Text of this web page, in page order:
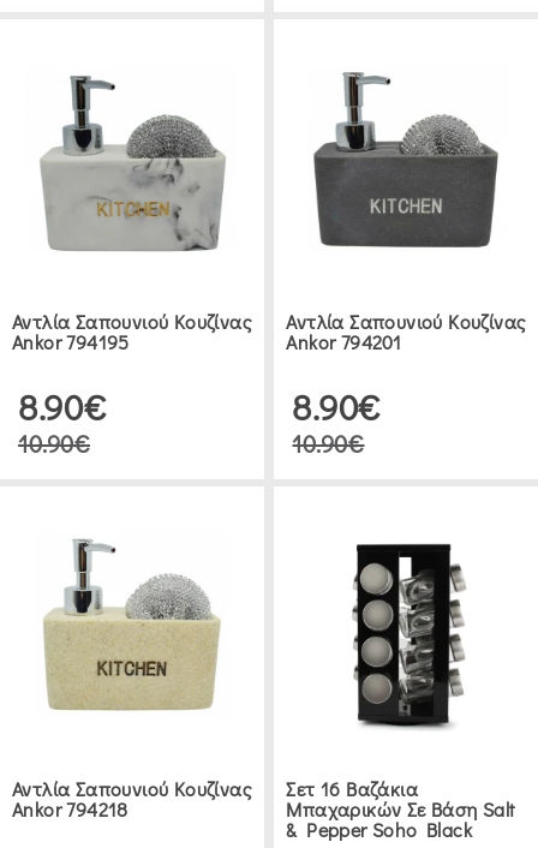
Αντλία Σαπουνιού Κουζίνας
Ankor 794195
8.90€
10.90€
Αντλία Σαπουνιού Κουζίνας
Ankor 794201
8.90€
10.90€
Αντλία Σαπουνιού Κουζίνας
Ankor 794218
Σετ 16 Βαζάκια
Μπαχαρικών Σε Βάση Salt
& Pepper Soho Black
ΔΙΑΚΟΣΜΗΤΙΚΆ
ΣΤΑΧΤΟΔΟΧΕΊΑ
COFFEE
WORLD
ΔΙΆΦΟΡΑ
ΑΞΕΣΟΥΆΡ
ΚΟΥΖΊΝΑΣ
ΣΕΤ
ΜΠΑΧΑΡΙΚΏΝ
ΡΟΛΟΎ